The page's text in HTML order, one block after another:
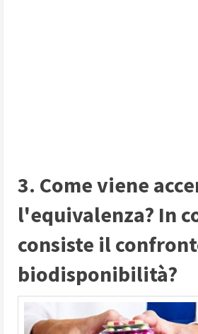
3. Come viene
l'equivalenza? In
consiste il
biodisponibilità?